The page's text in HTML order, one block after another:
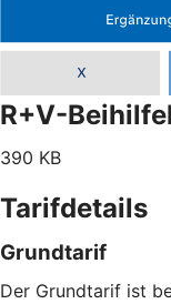
R+V-
390 KB
Tarifdetails
Grundtarif
Der Grundtarif ist